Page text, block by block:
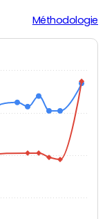
Méthodologie